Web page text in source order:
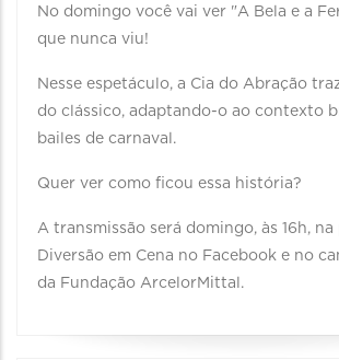
No domingo você vai ver "A Bela e a
que nunca viu!
Nesse espetáculo, a Cia do Abração
do clássico, adaptando-o ao contexto
bailes de carnaval.
Quer ver como ficou essa história?
A transmissão será domingo, às 16h,
Diversão em Cena no Facebook e no
da Fundação ArcelorMittal.